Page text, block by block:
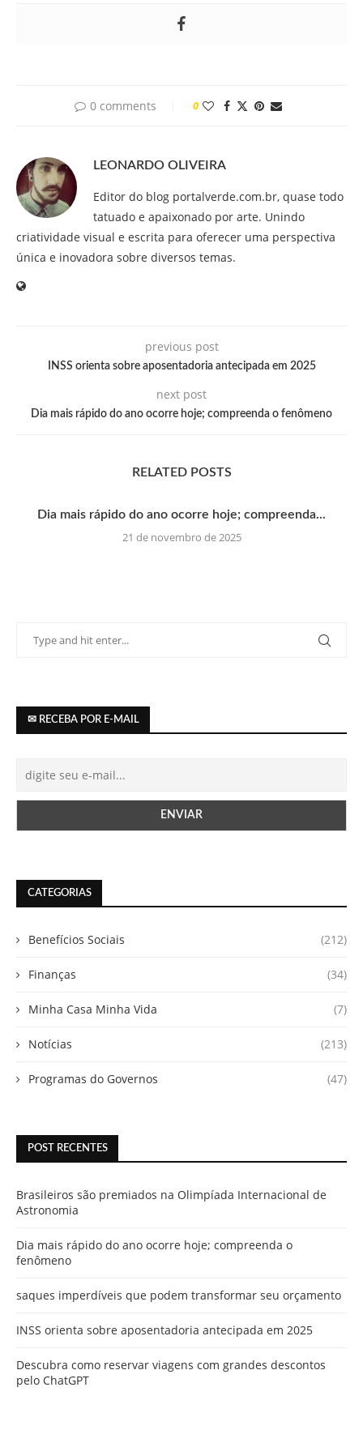
0 comments 0
LEONARDO OLIVEIRA
Editor do blog portalverde.com.br, quase todo
tatuado e apaixonado por arte. Unindo
criatividade visual e escrita para oferecer uma perspectiva
única e inovadora sobre diversos temas.
previous post
INSS orienta sobre aposentadoria antecipada em 2025
next post
Dia mais rápido do ano ocorre hoje; compreenda o fenômeno
RELATED POSTS
Dia mais rápido do ano ocorre hoje; compreenda...
21 de novembro de 2025
✉ RECEBA POR E-MAIL
CATEGORIAS
Benefícios Sociais (212)
Finanças (34)
Minha Casa Minha Vida (7)
Notícias (213)
Programas do Governos (47)
POST RECENTES
Brasileiros são premiados na Olimpíada Internacional de
Astronomia
Dia mais rápido do ano ocorre hoje; compreenda o
fenômeno
saques imperdíveis que podem transformar seu orçamento
INSS orienta sobre aposentadoria antecipada em 2025
Descubra como reservar viagens com grandes descontos
pelo ChatGPT